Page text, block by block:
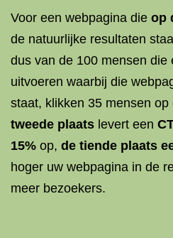
Voor een webpagina die op
de natuurlijke resultaten
dus van de 100 mensen die
uitvoeren waarbij die
staat, klikken 35 mensen op
tweede plaats levert een
15% op, de tiende plaats
hoger uw webpagina in de
meer bezoekers.